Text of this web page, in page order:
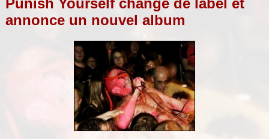
Punish Yourself change de label et
annonce un nouvel album